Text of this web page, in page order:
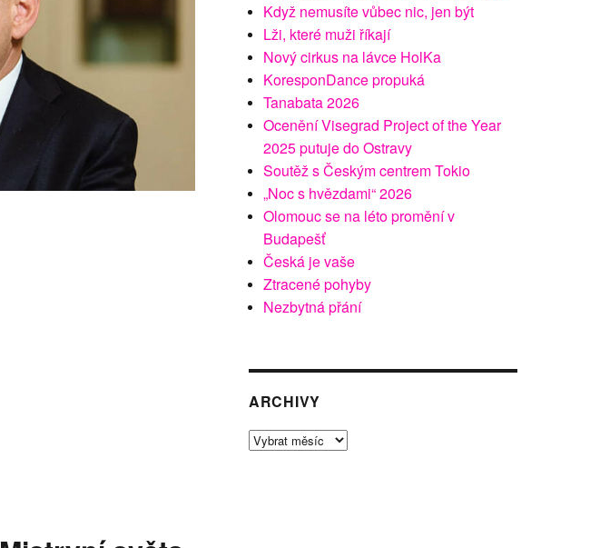
Když nemusíte vůbec nic, jen být
Lži, které muži říkají
Nový cirkus na lávce HolKa
KoresponDance propuká
Tanabata 2026
Ocenění Visegrad Project of the Year
2025 putuje do Ostravy
Soutěž s Českým centrem Tokio
„Noc s hvězdami“ 2026
Olomouc se na léto promění v
Budapešť
Česká je vaše
Ztracené pohyby
Nezbytná přání
ARCHIVY
Archivy